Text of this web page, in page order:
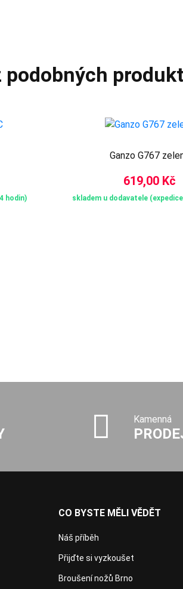
hodin)
Ganzo G767
619,00 Kč
skladem u dodavatele
Kamenná
CO BYSTE MĚLI VĚDĚT
Náš příběh
Přijďte si vyzkoušet
Broušení nožů Brno